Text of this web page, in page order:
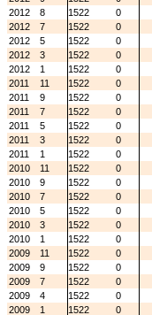
2012
8 1522
0
2012
7 1522
0
2012
5 1522
0
2012
3 1522
0
2012
1 1522
0
2011
11 1522
0
2011
9 1522
0
2011
7 1522
0
2011
5 1522
0
2011
3 1522
0
2011
1 1522
0
2010
11 1522
0
2010
9 1522
0
2010
7 1522
0
2010
5 1522
0
2010
3 1522
0
2010
1 1522
0
2009
11 1522
0
2009
9 1522
0
2009
7 1522
0
2009
4 1522
0
2009
1 1522
0